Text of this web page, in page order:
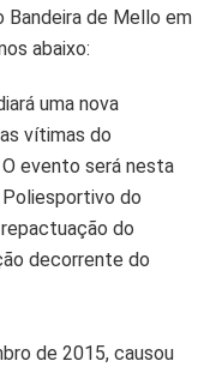
Bandeira de Mello em
abaixo:
uma nova
vítimas do
evento será nesta
do
do
decorrente do
de 2015, causou